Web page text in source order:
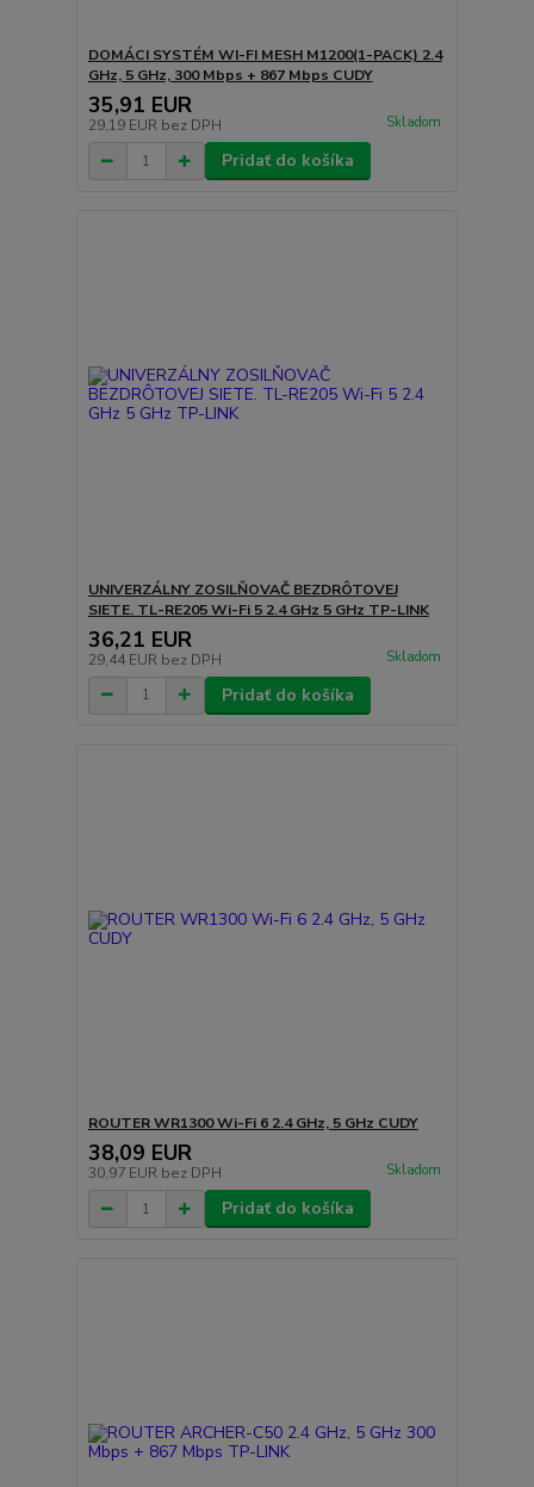
DOMÁCI SYSTÉM WI-FI MESH M1200(1-PACK) 2.4
GHz, 5 GHz, 300 Mbps + 867 Mbps CUDY
35,91 EUR
29,19 EUR bez DPH Skladom
Pridať do košíka
UNIVERZÁLNY ZOSILŇOVAČ BEZDRÔTOVEJ
SIETE. TL-RE205 Wi-Fi 5 2.4 GHz 5 GHz TP-LINK
36,21 EUR
29,44 EUR bez DPH Skladom
Pridať do košíka
ROUTER WR1300 Wi-Fi 6 2.4 GHz, 5 GHz CUDY
38,09 EUR
30,97 EUR bez DPH Skladom
Pridať do košíka